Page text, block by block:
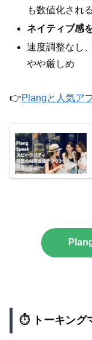
も数値化される
ネイティブ感
速度調整なし
やや厳しめ
👉Plangと人気ア
⏱ トーキング